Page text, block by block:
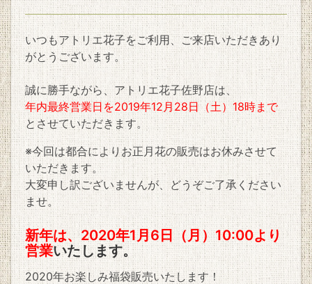
いつもアトリエ花子をご利用、ご来店いただきあり
がとうございます。
誠に勝手ながら、アトリエ花子佐野店は、
年内最終営業日を2019年12月28日（土）18時まで
とさせていただきます。
※今回は都合によりお正月花の販売はお休みさせて
いただきます。
大変申し訳ございませんが、どうぞご了承ください
ませ。
新年は、2020年1月6日（月）10:00より
営業いたします。
2020年お楽しみ福袋販売いたします！